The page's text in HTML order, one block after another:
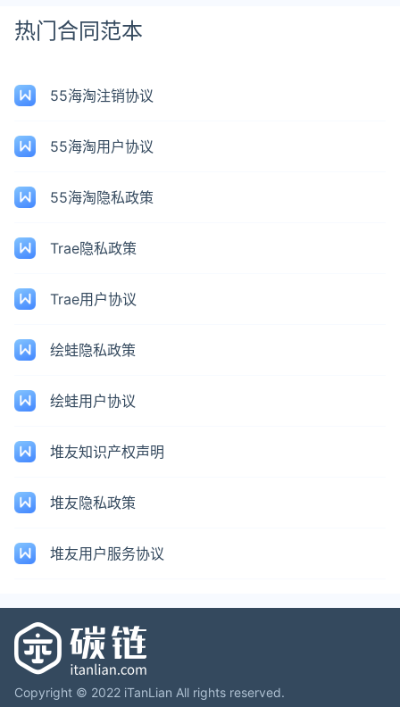
热门合同范本
55海淘注销协议
55海淘用户协议
55海淘隐私政策
Trae隐私政策
Trae用户协议
绘蛙隐私政策
绘蛙用户协议
堆友知识产权声明
堆友隐私政策
堆友用户服务协议
Copyright © 2022 iTanLian All rights reserved.